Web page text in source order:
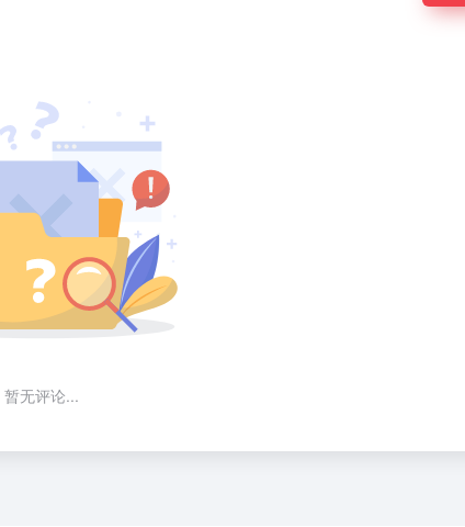
暂无评论...